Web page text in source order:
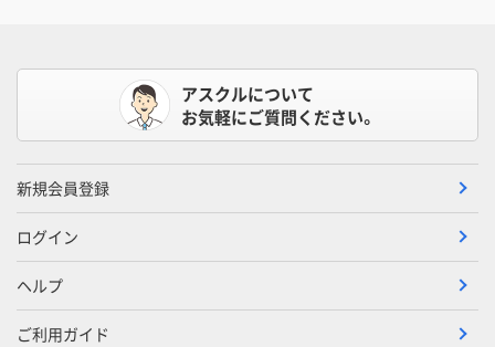
アスクルについて
お気軽にご質問ください。
新規会員登録
ログイン
ヘルプ
ご利用ガイド